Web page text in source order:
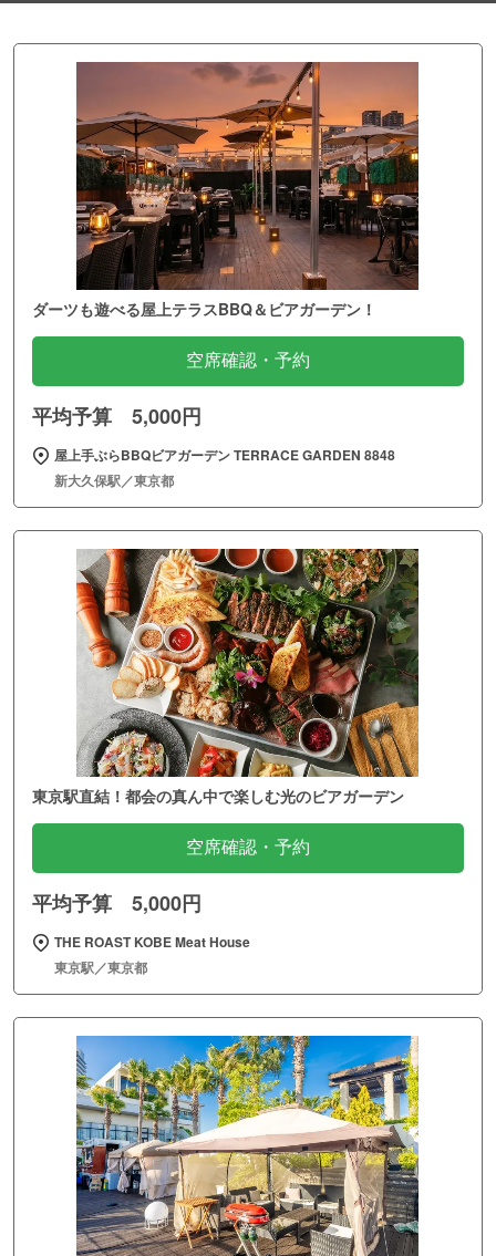
ダーツも遊べる屋上テラスBBQ＆ビアガーデン！
空席確認・予約
平均予算 5,000円
屋上手ぶらBBQビアガーデン TERRACE GARDEN 8848
新大久保駅／東京都
東京駅直結！都会の真ん中で楽しむ光のビアガーデン
空席確認・予約
平均予算 5,000円
THE ROAST KOBE Meat House
東京駅／東京都